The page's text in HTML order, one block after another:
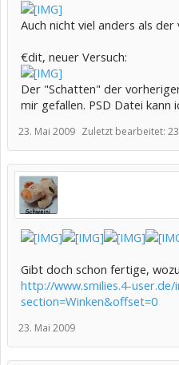
Auch nicht viel anders als der
€dit, neuer Versuch:
Der "Schatten" der
mir gefallen. PSD Datei kann
23. Mai 2009 Zuletzt bearbeitet:
Gibt doch schon fertige,
http://www.smilies.4-user.de/
section=Winken&offset=0
23. Mai 2009